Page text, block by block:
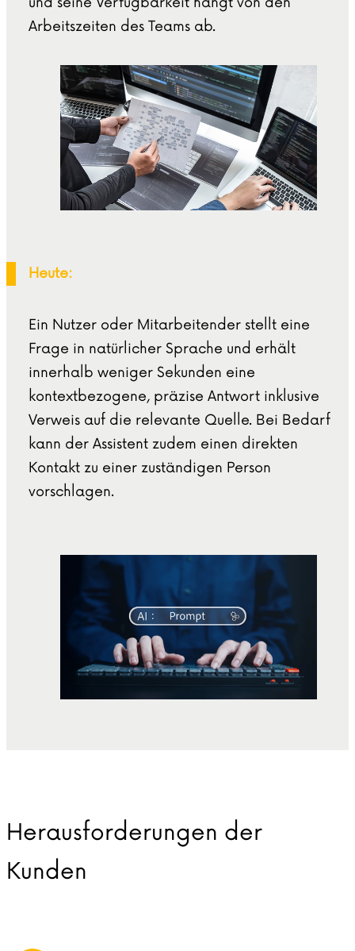
Arbeitszeiten des Teams ab.
Heute:
Ein Nutzer oder Mitarbeitender stellt eine
Frage in natürlicher Sprache und erhält
innerhalb weniger Sekunden eine
kontextbezogene, präzise Antwort inklusive
Verweis auf die relevante Quelle. Bei Bedarf
kann der Assistent zudem einen direkten
Kontakt zu einer zuständigen Person
vorschlagen.
Herausforderungen der
Kunden